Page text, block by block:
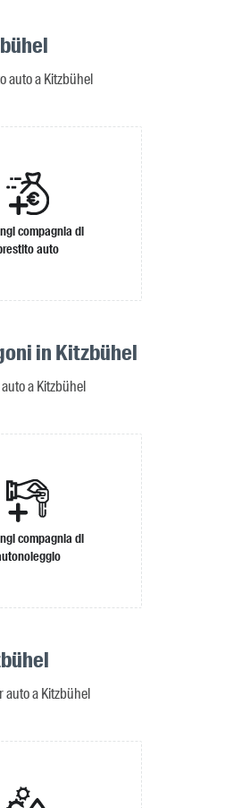
auto a Kitzbühel
compagnia di
auto
in Kitzbühel
a Kitzbühel
compagnia di
auto a Kitzbühel